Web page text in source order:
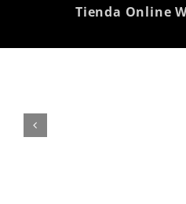
Tienda Online